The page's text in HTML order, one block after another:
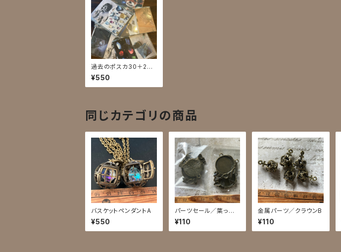
過去のポスカ30＋2枚
セット
¥550
同じカテゴリの商品
バスケットペンダントA
¥550
パーツセール／葉っぱ
丸枠
¥110
金属パーツ／クラウンB
¥110